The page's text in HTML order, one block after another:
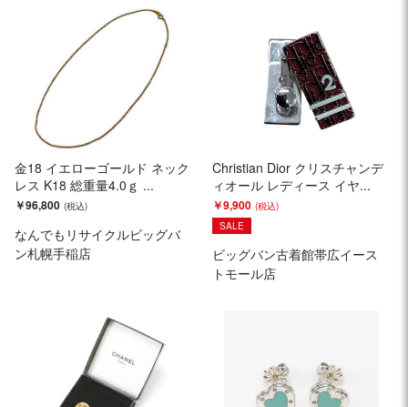
金18 イエローゴールド ネック
レス K18 総重量4.0ｇ ...
￥96,800
なんでもリサイクルビッグバ
ン札幌手稲店
Christian Dior クリスチャンデ
ィオール レディース イヤ...
￥9,900
SALE
ビッグバン古着館帯広イース
トモール店